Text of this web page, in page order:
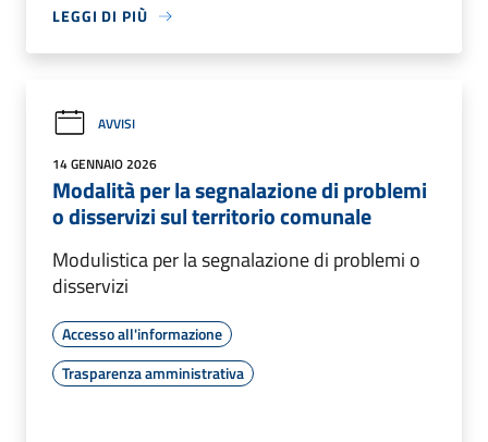
LEGGI DI PIÙ
AVVISI
14 GENNAIO 2026
Modalità per la segnalazione di problemi
o disservizi sul territorio comunale
Modulistica per la segnalazione di problemi o
disservizi
Accesso all'informazione
Trasparenza amministrativa